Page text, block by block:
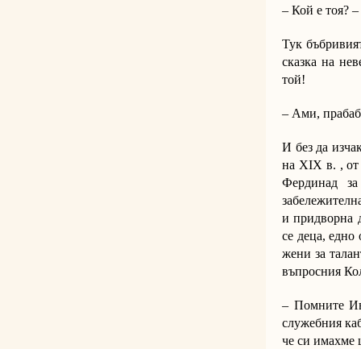
– Кой е тоя?
Тук
сказка на
той!
– Ами,
И без да
на ХІХ в. , от
Фердинад
и придворна
се деца, едно
жени за
въпросния
– Помните
служебния
че си имахме